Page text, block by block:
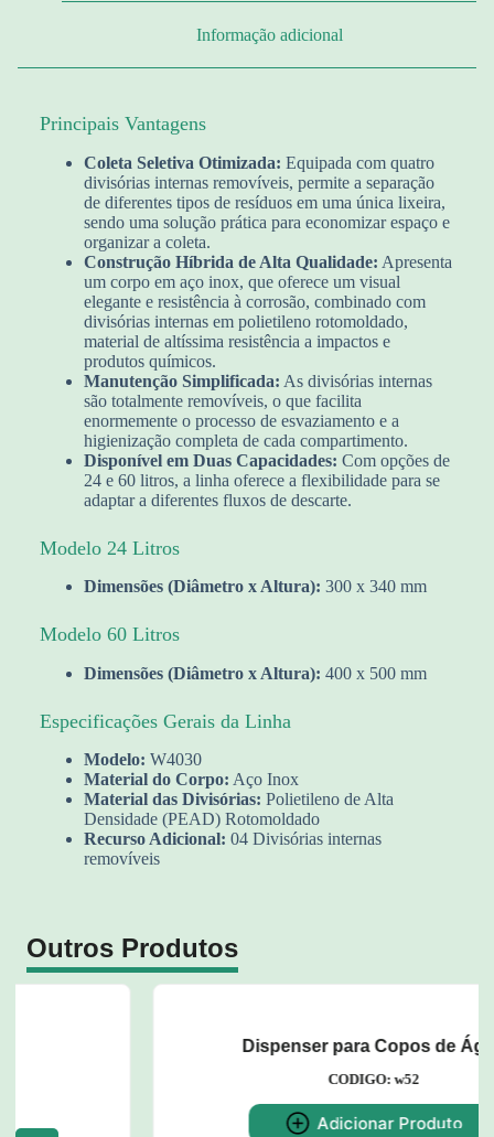
Informação adicional
Principais Vantagens
Coleta Seletiva Otimizada: Equipada com quatro
divisórias internas removíveis, permite a separação
de diferentes tipos de resíduos em uma única lixeira,
sendo uma solução prática para economizar espaço e
organizar a coleta.
Construção Híbrida de Alta Qualidade: Apresenta
um corpo em aço inox, que oferece um visual
elegante e resistência à corrosão, combinado com
divisórias internas em polietileno rotomoldado,
material de altíssima resistência a impactos e
produtos químicos.
Manutenção Simplificada: As divisórias internas
são totalmente removíveis, o que facilita
enormemente o processo de esvaziamento e a
higienização completa de cada compartimento.
Disponível em Duas Capacidades: Com opções de
24 e 60 litros, a linha oferece a flexibilidade para se
adaptar a diferentes fluxos de descarte.
Modelo 24 Litros
Dimensões (Diâmetro x Altura): 300 x 340 mm
Modelo 60 Litros
Dimensões (Diâmetro x Altura): 400 x 500 mm
Especificações Gerais da Linha
Modelo: W4030
Material do Corpo: Aço Inox
Material das Divisórias: Polietileno de Alta
Densidade (PEAD) Rotomoldado
Recurso Adicional: 04 Divisórias internas
removíveis
Outros Produtos